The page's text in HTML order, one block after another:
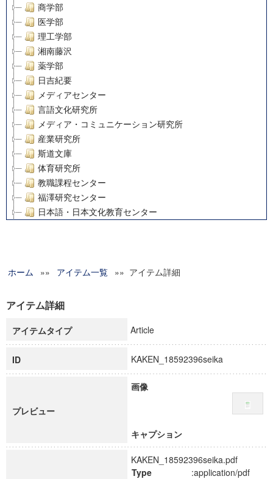
商学部
医学部
理工学部
湘南藤沢
薬学部
日吉紀要
メディアセンター
言語文化研究所
メディア・コミュニケーション研究所
産業研究所
斯道文庫
体育研究所
教職課程センター
福澤研究センター
日本語・日本文化教育センター
グローバルリサーチインスティテュート
科学研究費補助金研究成果報告書
慶應義塾大学グローバルCOEプログラム市民社会ガバナンス
慶應義塾大学グローバルCOEプログラム論理と感性の先端的
博士課程教育リーディングプログラム「超成熟社会発展のサ
学術雑誌掲載論文等(8)
ホーム »» アイテム一覧 »» アイテム詳細
アイテム詳細
アイテムタイプ Article
ID KAKEN_18592396seika
プレビュー
画像
キャプション
KAKEN_18592396seika.pdf
Type
:application/pdf